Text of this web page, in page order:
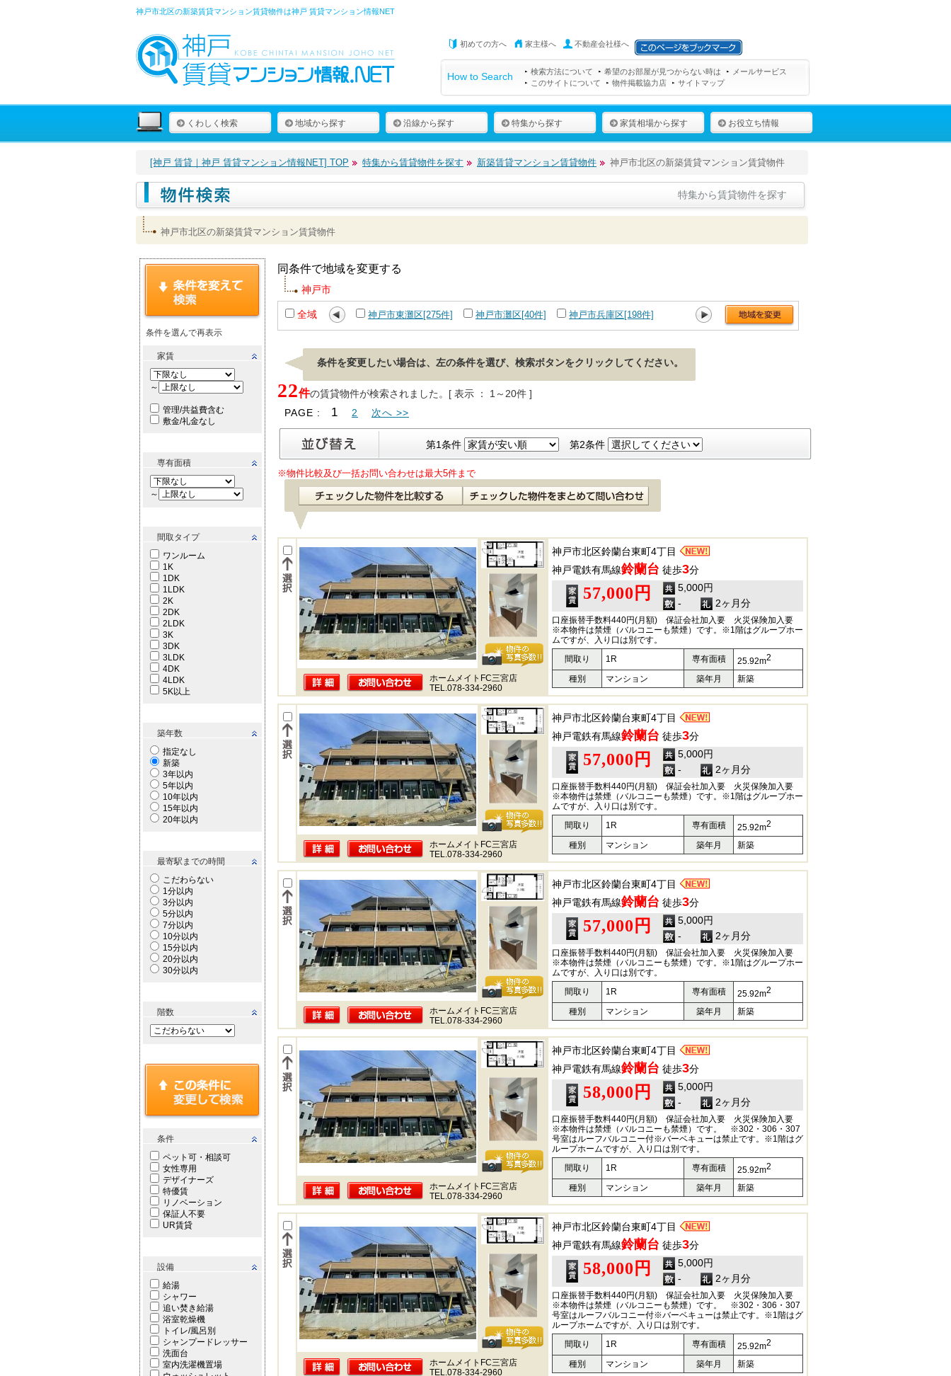
神戸市北区の新築賃貸マンション賃貸物件は神戸 賃貸マンション情報NET
初めての方へ 家主様へ 不動産会社様へ
How to Search 検索方法について 希望のお部屋が見つからない時は
メールサービス
このサイトについて
物件掲載協力店 サイトマップ
くわしく検索 地域から探す 沿線から探す 特集から探す 家賃相場から探す お役立ち情報
[神戸 賃貸｜神戸 賃貸マンション情報NET] TOP 特集から賃貸物件を探す 新築賃貸マンション賃貸物件 神戸市北区の新築賃貸マンション賃貸物件
特集から賃貸物件を探す
神戸市北区の新築賃貸マンション賃貸物件
条件を選んで再表示
家賃
～
管理/共益費含む
敷金/礼金なし
専有面積
～
間取タイプ
ワンルーム
1K
1DK
1LDK
2K
2DK
2LDK
3K
3DK
3LDK
4DK
4LDK
5K以上
築年数
指定なし
新築
3年以内
5年以内
10年以内
15年以内
20年以内
最寄駅までの時間
こだわらない
1分以内
3分以内
5分以内
7分以内
10分以内
15分以内
20分以内
30分以内
階数
条件
ペット可・相談可
女性専用
デザイナーズ
特優賃
リノベーション
保証人不要
UR賃貸
設備
給湯
シャワー
追い焚き給湯
浴室乾燥機
トイレ/風呂別
シャンプードレッサー
洗面台
室内洗濯機置場
同条件で地域を変更する
神戸市
全域 神戸市東灘区[275件] 神戸市灘区[40件] 神戸市兵庫区[198件] 神戸市長田区[55件]
条件を変更したい場合は、左の条件を選び、検索ボタンをクリックしてください。
22件の賃貸物件が検索されました。[ 表示 ： 1～20件 ]
PAGE :
1 2 次へ >>
第1条件 第2条件
※物件比較及び一括お問い合わせは最大5件まで
神戸市北区鈴蘭台東町4丁目
神戸電鉄有馬線鈴蘭台 徒歩3分
57,000円
5,000円
-
2ヶ月分
口座振替手数料440円(月額) 保証会社加入要 火災保険加入要
※本物件は禁煙（バルコニーも禁煙）です。※1階はグループホー
ムですが、入り口は別です。
間取り
1R 専有面積 25.92m2
種別 マンション 築年月 新築
ホームメイトFC三宮店
TEL.078-334-2960
神戸市北区鈴蘭台東町4丁目
神戸電鉄有馬線鈴蘭台 徒歩3分
57,000円
5,000円
-
2ヶ月分
口座振替手数料440円(月額) 保証会社加入要 火災保険加入要
※本物件は禁煙（バルコニーも禁煙）です。※1階はグループホー
ムですが、入り口は別です。
間取り
1R 専有面積 25.92m2
種別 マンション 築年月 新築
ホームメイトFC三宮店
TEL.078-334-2960
神戸市北区鈴蘭台東町4丁目
神戸電鉄有馬線鈴蘭台 徒歩3分
57,000円
5,000円
-
2ヶ月分
口座振替手数料440円(月額) 保証会社加入要 火災保険加入要
※本物件は禁煙（バルコニーも禁煙）です。※1階はグループホー
ムですが、入り口は別です。
間取り
1R 専有面積 25.92m2
種別 マンション 築年月 新築
ホームメイトFC三宮店
TEL.078-334-2960
神戸市北区鈴蘭台東町4丁目
神戸電鉄有馬線鈴蘭台 徒歩3分
58,000円
5,000円
-
2ヶ月分
口座振替手数料440円(月額) 保証会社加入要 火災保険加入要
※本物件は禁煙（バルコニーも禁煙）です。 ※302・306・307
号室はルーフバルコニー付※バーベキューは禁止です。※1階はグ
ループホームですが、入り口は別です。
間取り
1R 専有面積 25.92m2
種別 マンション 築年月 新築
ホームメイトFC三宮店
TEL.078-334-2960
神戸市北区鈴蘭台東町4丁目
神戸電鉄有馬線鈴蘭台 徒歩3分
58,000円
5,000円
-
2ヶ月分
口座振替手数料440円(月額) 保証会社加入要 火災保険加入要
※本物件は禁煙（バルコニーも禁煙）です。 ※302・306・307
号室はルーフバルコニー付※バーベキューは禁止です。※1階はグ
ループホームですが、入り口は別です。
間取り
1R 専有面積 25.92m2
種別 マンション 築年月 新築
ホームメイトFC三宮店
TEL.078-334-2960